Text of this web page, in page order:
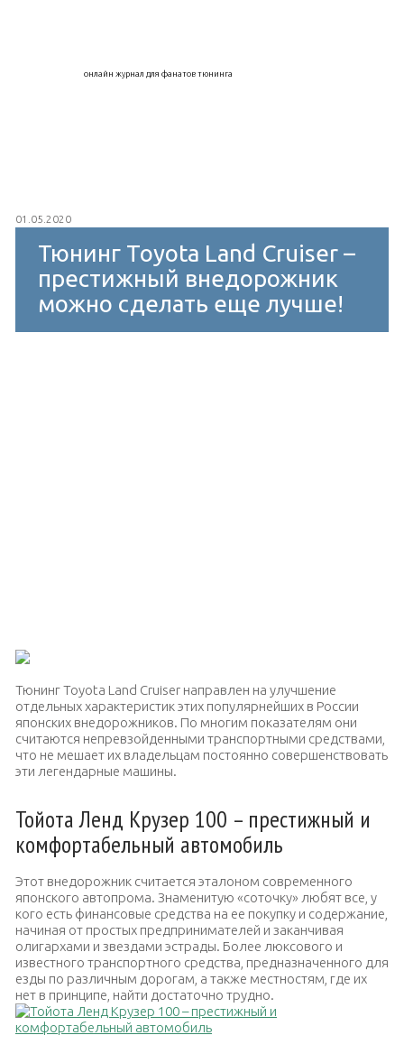
онлайн журнал для фанатов тюнинга
01.05.2020
Тюнинг Toyota Land Cruiser –
престижный внедорожник
можно сделать еще лучше!
Тюнинг Toyota Land Cruiser направлен на улучшение
отдельных характеристик этих популярнейших в России
японских внедорожников. По многим показателям они
считаются непревзойденными транспортными средствами,
что не мешает их владельцам постоянно совершенствовать
эти легендарные машины.
Тойота Ленд Крузер 100 – престижный и
комфортабельный автомобиль
Этот внедорожник считается эталоном современного
японского автопрома. Знаменитую «соточку» любят все, у
кого есть финансовые средства на ее покупку и содержание,
начиная от простых предпринимателей и заканчивая
олигархами и звездами эстрады. Более люксового и
известного транспортного средства, предназначенного для
езды по различным дорогам, а также местностям, где их
нет в принципе, найти достаточно трудно.